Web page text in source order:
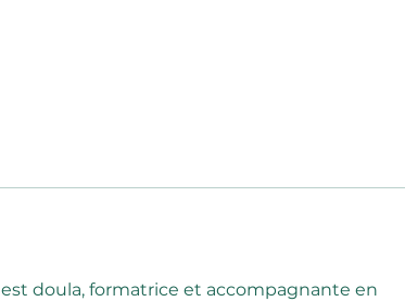
est doula, formatrice et accompagnante en